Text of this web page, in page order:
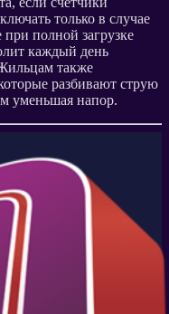
только в случае
полной загрузке
каждый день
также
разбивают струю
уменьшая напор.